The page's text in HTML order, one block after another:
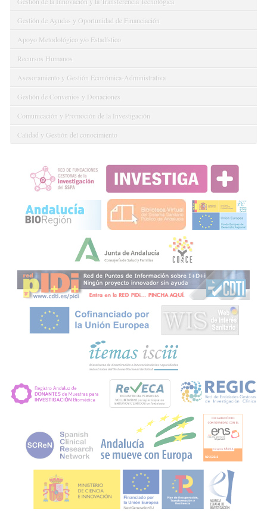
Gestión de Ayudas y Oportunidad de Financiación
Apoyo Metodológico y/o Estadístico
Recursos Humanos
Asesoramiento y Gestión Económica-Administrativa
Gestión de Convenios y Donaciones
Comunicación y Promoción de la Investigación
Calidad y Gestión del conocimiento